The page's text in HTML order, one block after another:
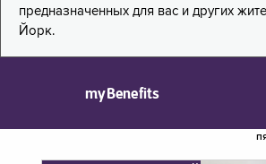
предназначенных для вас и других
Йорк.
myBenefits